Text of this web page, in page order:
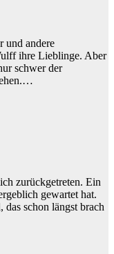
und andere
ihre Lieblinge. Aber
schwer der
zurückgetreten. Ein
gewartet hat.
schon längst brach